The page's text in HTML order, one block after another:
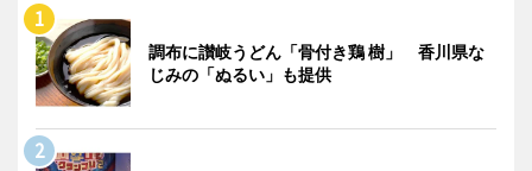
調布に讃岐うどん「骨付き鶏 樹」 香川県な
じみの「ぬるい」も提供